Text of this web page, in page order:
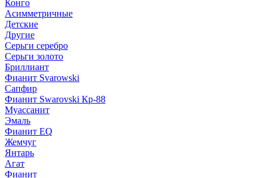
Конго
Асимметричные
Детские
Другие
Серьги серебро
Серьги золото
Бриллиант
Фианит Svarowski
Сапфир
Фианит Swarovski Кр-88
Муассанит
Эмаль
Фианит EQ
Жемчуг
Янтарь
Агат
Фианит